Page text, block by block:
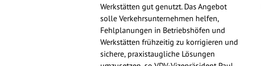
Werkstätten gut genutzt. Das Angebot
solle Verkehrsunternehmen helfen,
Fehlplanungen in Betriebshöfen und
Werkstätten frühzeitig zu korrigieren und
sichere, praxistaugliche Lösungen